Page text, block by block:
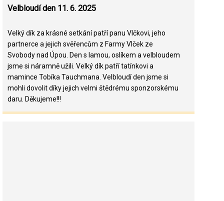
Velbloudí den 11. 6. 2025
Velký dík za krásné setkání patří panu Vlčkovi, jeho
partnerce a jejich svěřencům z Farmy Vlček ze
Svobody nad Úpou. Den s lamou, oslíkem a velbloudem
jsme si náramně užili. Velký dík patří tatínkovi a
mamince Tobíka Tauchmana. Velbloudí den jsme si
mohli dovolit díky jejich velmi štědrému sponzorskému
daru. Děkujeme!!!